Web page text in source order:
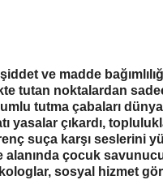
ve madde
tutan noktalardan
tutma çabaları
yasalar çıkardı,
suça karşı seslerini
çocuk
sosyal hizmet